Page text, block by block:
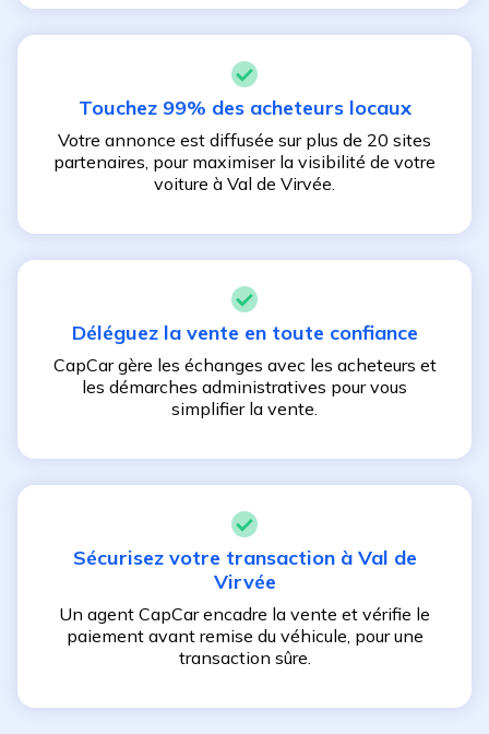
Touchez 99% des acheteurs locaux
Votre annonce est diffusée sur plus de 20 sites
partenaires, pour maximiser la visibilité de votre
voiture à Val de Virvée.
Déléguez la vente en toute confiance
CapCar gère les échanges avec les acheteurs et
les démarches administratives pour vous
simplifier la vente.
Sécurisez votre transaction à Val de
Virvée
Un agent CapCar encadre la vente et vérifie le
paiement avant remise du véhicule, pour une
transaction sûre.